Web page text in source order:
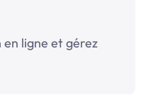
ligne et gérez